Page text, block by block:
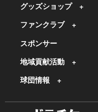
グッズショップ
ファンクラブ
スポンサー
地域貢献活動
球団情報